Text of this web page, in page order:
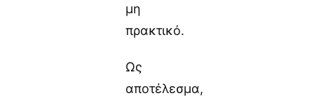
μη
πρακτικό.
Ως
αποτέλεσμα,